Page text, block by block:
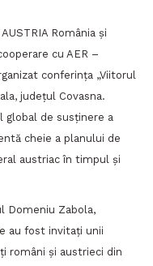
România și
cu AER –
conferința „Viitorul
județul Covasna.
global de susținere a
cheie a planului de
austriac în timpul și
Domeniu Zabola,
au fost invitați unii
români și austrieci din